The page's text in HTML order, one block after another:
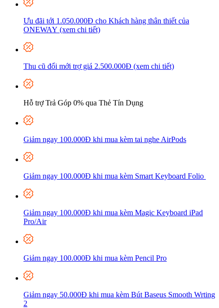
Ưu đãi tới 1.050.000Đ cho Khách hàng thân thiết của
ONEWAY (xem chi tiết)
Thu cũ đổi mới trợ giá 2.500.000Đ (xem chi tiết)
Hỗ trợ Trả Góp 0% qua Thẻ Tín Dụng
Giảm ngay 100.000Đ khi mua kèm tai nghe AirPods
Giảm ngay 100.000Đ khi mua kèm Smart Keyboard Folio
Giảm ngay 100.000Đ khi mua kèm Magic Keyboard iPad
Pro/Air
Giảm ngay 100.000Đ khi mua kèm Pencil Pro
Giảm ngay 50.000Đ khi mua kèm Bút Baseus Smooth Wrting
2